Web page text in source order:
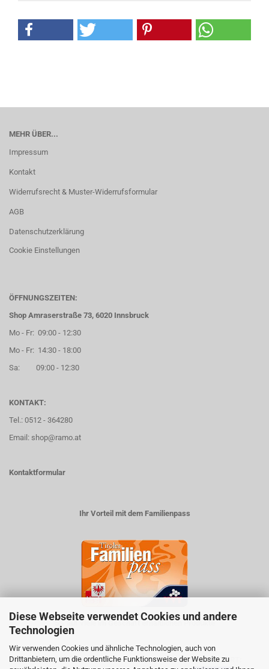
Diese Webseite verwendet Cookies und andere
Technologien
Wir verwenden Cookies und ähnliche Technologien, auch von
Drittanbietern, um die ordentliche Funktionsweise der Website zu
MEHR ÜBER...
Impressum
Kontakt
Widerrufsrecht & Muster-Widerrufsformular
AGB
Datenschutzerklärung
Cookie Einstellungen
ÖFFNUNGSZEITEN:
Shop Amraserstraße 73, 6020 Innsbruck
Mo - Fr: 09:00 - 12:30
Mo - Fr: 14:30 - 18:00
Sa: 09:00 - 12:30
KONTAKT:
Tel.: 0512 - 364280
Email: shop@ramo.at
Kontaktformular
Ihr Vorteil mit dem Familienpass
5% auf viele im Geschäft erhältlichen Produkte
ZAHLUNGSARTEN VERSANDART: